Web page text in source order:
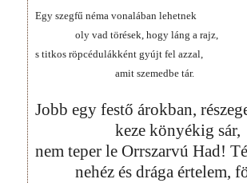
Egy szegfű néma vonalában lehetnek
oly vad törések, hogy láng a rajz,
s titkos röpcédulákként gyújt fel azzal,
amit szemedbe tár.
Jobb egy festő árokban,
keze könyékig sár,
nem teper le Orrszarvú Had!
nehéz és drága értelem,